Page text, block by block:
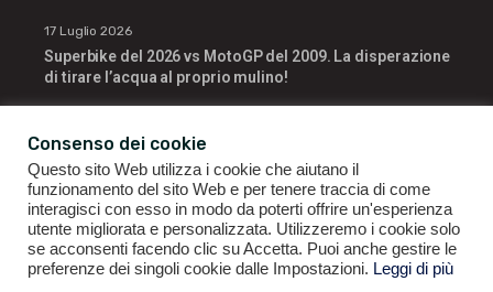
17 Luglio 2026
Superbike del 2026 vs MotoGP del 2009. La disperazione
di tirare l’acqua al proprio mulino!
GIANLUIGI RAGNO | P.IVA 09196141007 | ©2021ALL RIGHTS
RESERVED.
Consenso dei cookie
Questo sito Web utilizza i cookie che aiutano il
funzionamento del sito Web e per tenere traccia di come
interagisci con esso in modo da poterti offrire un'esperienza
utente migliorata e personalizzata. Utilizzeremo i cookie solo
se acconsenti facendo clic su Accetta. Puoi anche gestire le
preferenze dei singoli cookie dalle Impostazioni. Leggi di più